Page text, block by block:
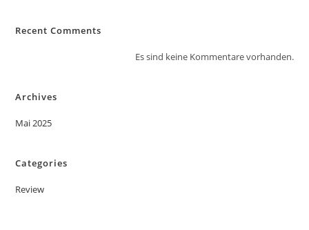
Recent Comments
Es sind keine Kommentare vorhanden.
Archives
Mai 2025
Categories
Review